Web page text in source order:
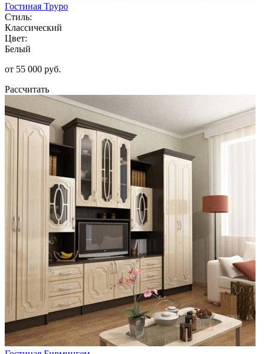
Гостиная Труро
Стиль:
Классический
Цвет:
Белый
от 55 000 руб.
Рассчитать